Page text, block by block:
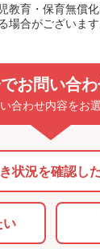
教育・保育無償
場合がございます
お問い合わ
合わせ内容をお
状況を確認し
い